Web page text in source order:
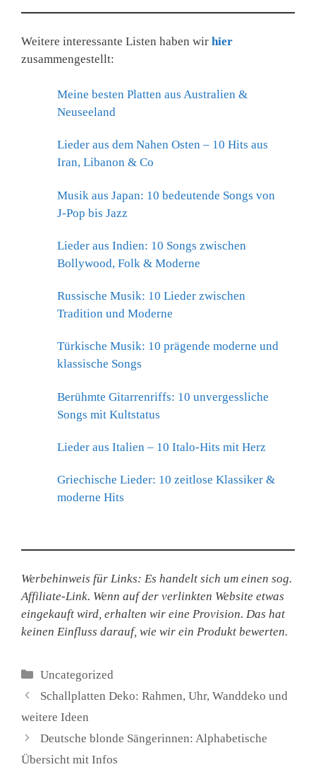
Weitere interessante Listen haben wir hier
zusammengestellt:
Meine besten Platten aus Australien &
Neuseeland
Lieder aus dem Nahen Osten – 10 Hits aus
Iran, Libanon & Co
Musik aus Japan: 10 bedeutende Songs von
J-Pop bis Jazz
Lieder aus Indien: 10 Songs zwischen
Bollywood, Folk & Moderne
Russische Musik: 10 Lieder zwischen
Tradition und Moderne
Türkische Musik: 10 prägende moderne und
klassische Songs
Berühmte Gitarrenriffs: 10 unvergessliche
Songs mit Kultstatus
Lieder aus Italien – 10 Italo-Hits mit Herz
Griechische Lieder: 10 zeitlose Klassiker &
moderne Hits
Werbehinweis für Links: Es handelt sich um einen sog.
Affiliate-Link. Wenn auf der verlinkten Website etwas
eingekauft wird, erhalten wir eine Provision. Das hat
keinen Einfluss darauf, wie wir ein Produkt bewerten.
Kategorien
Uncategorized
Schallplatten Deko: Rahmen, Uhr, Wanddeko und
weitere Ideen
Deutsche blonde Sängerinnen: Alphabetische
Übersicht mit Infos